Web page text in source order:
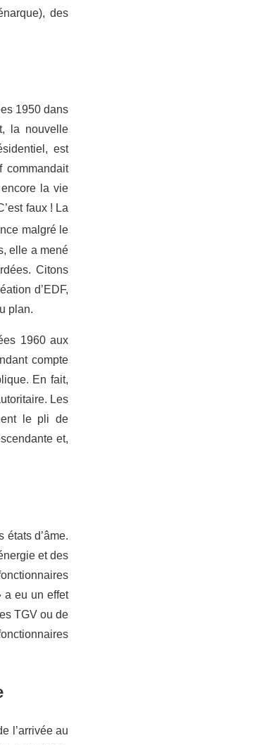
des
1950 dans
la nouvelle
est
commandait
la vie
faux ! La
malgré le
elle a mené
Citons
d’EDF,
plan.
1960 aux
compte
En fait,
Les
le pli de
et,
d’âme.
et des
a eu un effet
TGV ou de
l’arrivée au